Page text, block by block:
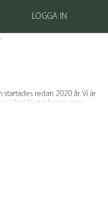
LOGGA IN
redan 2020 år. Vi är
i fina Nynäshamn, men